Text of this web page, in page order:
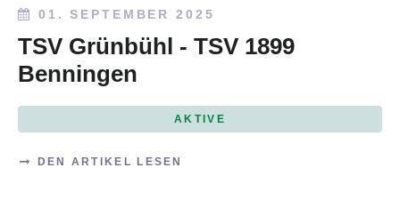
01. SEPTEMBER 2025
TSV Grünbühl - TSV 1899
Benningen
AKTIVE
DEN ARTIKEL LESEN